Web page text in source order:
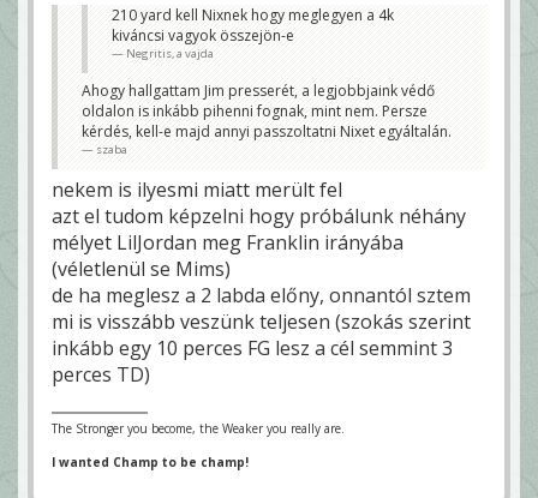
210 yard kell Nixnek hogy meglegyen a 4k
kiváncsi vagyok összejön-e
Negritis, a vajda
Ahogy hallgattam Jim presserét, a legjobbjaink védő
oldalon is inkább pihenni fognak, mint nem. Persze
kérdés, kell-e majd annyi passzoltatni Nixet egyáltalán.
szaba
nekem is ilyesmi miatt merült fel
azt el tudom képzelni hogy próbálunk néhány
mélyet LilJordan meg Franklin irányába
(véletlenül se Mims)
de ha meglesz a 2 labda előny, onnantól sztem
mi is visszább veszünk teljesen (szokás szerint
inkább egy 10 perces FG lesz a cél semmint 3
perces TD)
The Stronger you become, the Weaker you really are.
I wanted Champ to be champ!